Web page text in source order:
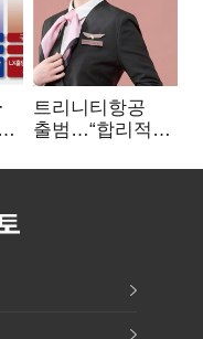
트리니티항공
출범…“합리적
서비스로 승부”